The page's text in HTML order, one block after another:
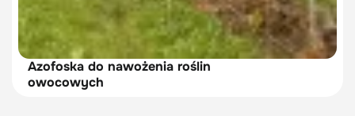
Azofoska do nawożenia roślin
owocowych